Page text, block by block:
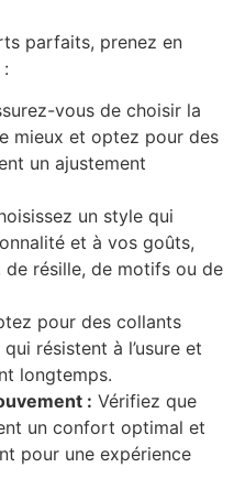
parfaits, prenez en
vous de choisir la
mieux et optez pour des
un ajustement
un style qui
et à vos goûts,
de résille, de motifs ou de
pour des collants
résistent à l’usure et
longtemps.
: Vérifiez que
un confort optimal et
pour une expérience